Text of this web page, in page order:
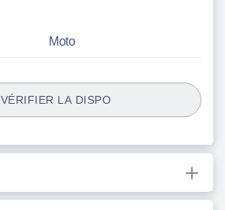
Moto
VÉRIFIER LA DISPO